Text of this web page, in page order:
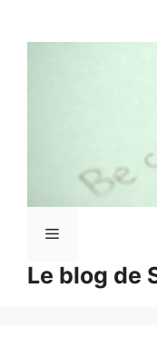
Le blog de
Menu